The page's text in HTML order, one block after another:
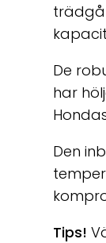
De
har
Den
Tips!